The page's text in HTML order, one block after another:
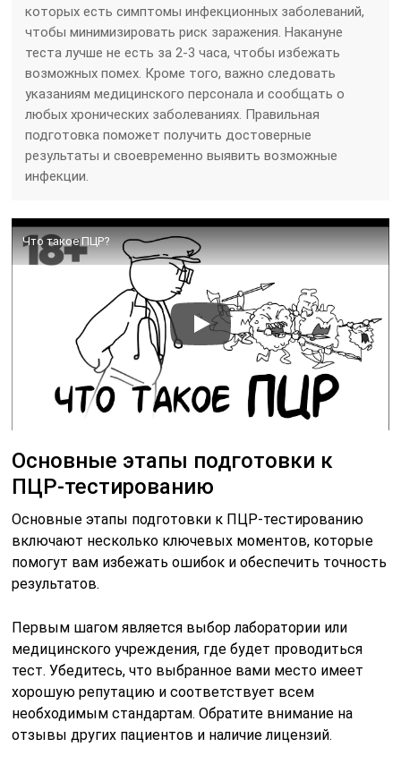
которых есть симптомы инфекционных заболеваний,
чтобы минимизировать риск заражения. Накануне
теста лучше не есть за 2-3 часа, чтобы избежать
возможных помех. Кроме того, важно следовать
указаниям медицинского персонала и сообщать о
любых хронических заболеваниях. Правильная
подготовка поможет получить достоверные
результаты и своевременно выявить возможные
инфекции.
Что такое ПЦР?
Основные этапы подготовки к
ПЦР-тестированию
Основные этапы подготовки к ПЦР-тестированию
включают несколько ключевых моментов, которые
помогут вам избежать ошибок и обеспечить точность
результатов.
Первым шагом является выбор лаборатории или
медицинского учреждения, где будет проводиться
тест. Убедитесь, что выбранное вами место имеет
хорошую репутацию и соответствует всем
необходимым стандартам. Обратите внимание на
отзывы других пациентов и наличие лицензий.